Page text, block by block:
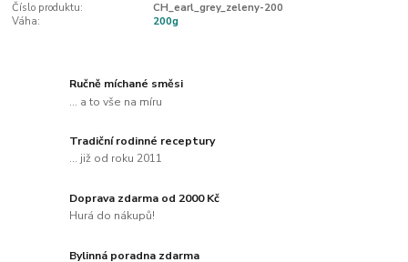
Číslo produktu:
CH_earl_grey_zeleny-200
Váha:
200g
Ručně míchané směsi
... a to vše na míru
Tradiční rodinné receptury
... již od roku 2011
Doprava zdarma od 2000 Kč
Hurá do nákupů!
Bylinná poradna zdarma